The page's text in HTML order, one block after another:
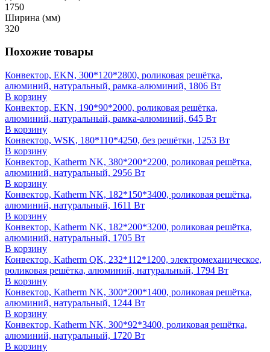
1750
Ширина (мм)
320
Похожие товары
Конвектор, EKN, 300*120*2800, роликовая решётка,
алюминий, натуральный, рамка-алюминий, 1806 Вт
В корзину
Конвектор, EKN, 190*90*2000, роликовая решётка,
алюминий, натуральный, рамка-алюминий, 645 Вт
В корзину
Конвектор, WSK, 180*110*4250, без решётки, 1253 Вт
В корзину
Конвектор, Katherm NK, 380*200*2200, роликовая решётка,
алюминий, натуральный, 2956 Вт
В корзину
Конвектор, Katherm NK, 182*150*3400, роликовая решётка,
алюминий, натуральный, 1611 Вт
В корзину
Конвектор, Katherm NK, 182*200*3200, роликовая решётка,
алюминий, натуральный, 1705 Вт
В корзину
Конвектор, Katherm QK, 232*112*1200, электромеханическое,
роликовая решётка, алюминий, натуральный, 1794 Вт
В корзину
Конвектор, Katherm NK, 300*200*1400, роликовая решётка,
алюминий, натуральный, 1244 Вт
В корзину
Конвектор, Katherm NK, 300*92*3400, роликовая решётка,
алюминий, натуральный, 1720 Вт
В корзину